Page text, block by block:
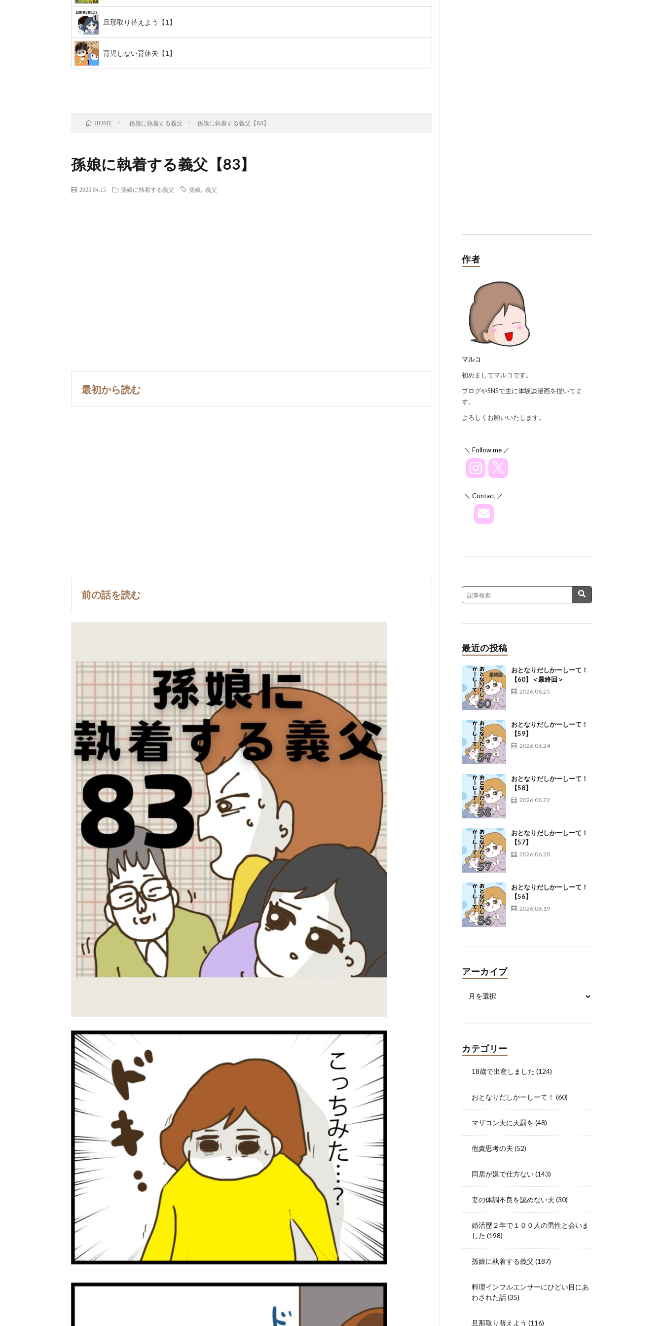
旦那取り替えよう【1】
育児しない育休夫【1】
HOME 孫娘に執着する義父 孫娘に執着する義父【83】
孫娘に執着する義父【83】
2025.04.15 孫娘に執着する義父 孫娘 義父
最初から読む
前の話を読む
作者
マルコ
初めましてマルコです。
ブログやSNSで主に体験談漫画を描いてま
す。
よろしくお願いいたします。
＼ Follow me ／
＼ Contact ／
最近の投稿
おとなりだしかーしーて！
【60】＜最終回＞
2026.06.25
おとなりだしかーしーて！
【59】
2026.06.24
おとなりだしかーしーて！
【58】
2026.06.22
おとなりだしかーしーて！
【57】
2026.06.20
おとなりだしかーしーて！
【56】
2026.06.19
アーカイブ
カテゴリー
18歳で出産しました (124)
おとなりだしかーしーて！ (60)
マザコン夫に天罰を (48)
他責思考の夫 (52)
同居が嫌で仕方ない(143)
妻の体調不良を認めない夫 (30)
婚活歴２年で１００人の男性と会いま
した (198)
孫娘に執着する義父 (187)
料理インフルエンサーにひどい目にあ
わされた話(35)
旦那取り替えよう (116)